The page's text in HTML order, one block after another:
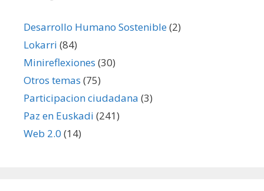
Desarrollo Humano Sostenible(2)
Lokarri (84)
Minireflexiones (30)
Otros temas (75)
Participacion ciudadana (3)
Paz en Euskadi (241)
Web 2.0 (14)